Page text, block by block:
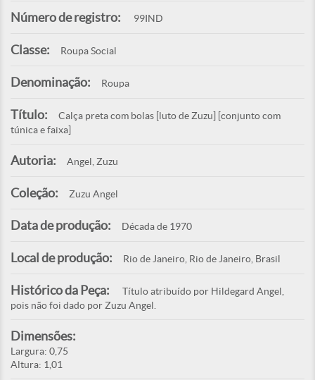
Número de registro: 99IND
Classe: Roupa Social
Denominação: Roupa
Título:
Calça preta com bolas [luto de Zuzu] [conjunto com
túnica e faixa]
Autoria: Angel, Zuzu
Coleção: Zuzu Angel
Data de produção: Década de 1970
Local de produção: Rio de Janeiro, Rio de Janeiro, Brasil
Histórico da Peça:
Título atribuído por Hildegard Angel,
pois não foi dado por Zuzu Angel.
Dimensões:
Largura: 0,75
Altura: 1,01